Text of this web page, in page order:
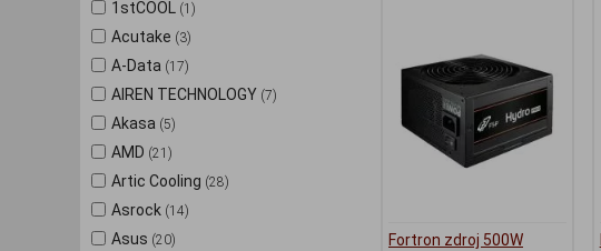
1stCOOL
(1)
Acutake (3)
A-Data (17)
AIREN TECHNOLOGY (7)
Akasa (5)
AMD (21)
Artic Cooling (28)
Asrock (14)
Asus (20)
Fortron zdroj 500W